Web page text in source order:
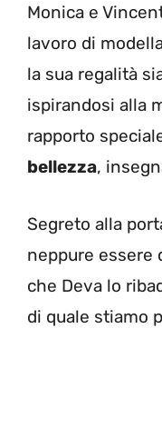
Monica e
lavoro di
la sua regalità
ispirandosi alla
rapporto
bellezza,
Segreto alla
neppure essere
che Deva lo
di quale stiamo